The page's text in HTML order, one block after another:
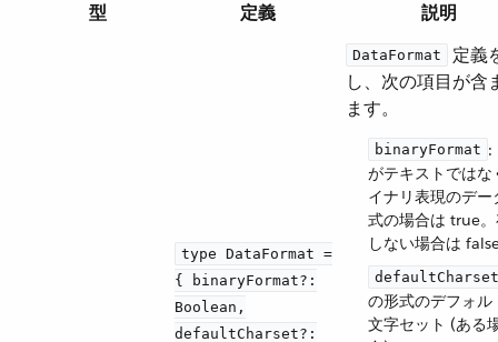
型 定義 説明
type DataFormat =
{ binaryFormat?:
Boolean,
defaultCharset?:
DataFormat
定義
し、次の項目が含
ます。
binaryFormat ​:
がテキストではな
イナリ表現のデー
式の場合は true
しない場合は
defaultCharset
の形式のデフォル
文字セット (ある